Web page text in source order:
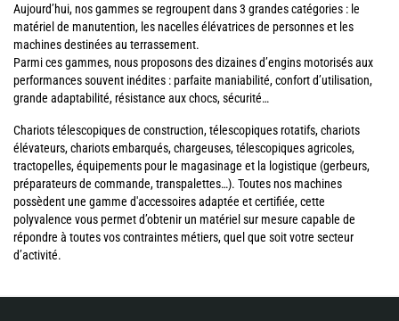
Aujourd’hui, nos gammes se regroupent dans 3 grandes catégories : le
matériel de manutention, les nacelles élévatrices de personnes et les
machines destinées au terrassement.
Parmi ces gammes, nous proposons des dizaines d’engins motorisés aux
performances souvent inédites : parfaite maniabilité, confort d’utilisation,
grande adaptabilité, résistance aux chocs, sécurité…
Chariots télescopiques de construction, télescopiques rotatifs, chariots
élévateurs, chariots embarqués, chargeuses, télescopiques agricoles,
tractopelles, équipements pour le magasinage et la logistique (gerbeurs,
préparateurs de commande, transpalettes…). Toutes nos machines
possèdent une gamme d'accessoires adaptée et certifiée, cette
polyvalence vous permet d’obtenir un matériel sur mesure capable de
répondre à toutes vos contraintes métiers, quel que soit votre secteur
d’activité.